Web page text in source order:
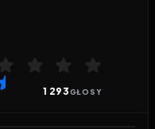
1 293GŁOSY